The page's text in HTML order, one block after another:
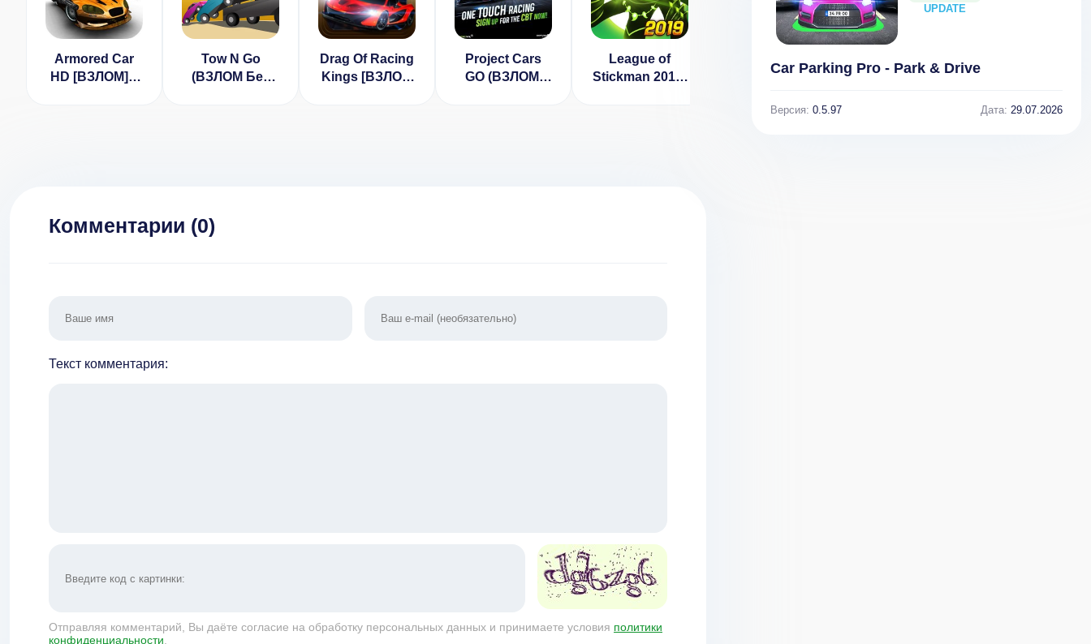
Armored Car
HD [ВЗЛОМ] v
Tow N Go
(ВЗЛОМ Без
Drag Of Racing
Kings [ВЗЛОМ
Project Cars
GO (ВЗЛОМ,
League of
Stickman 2017-
1.3.9
Dirt Trackin 2
[ВЗЛОМ: Всё
Комментарии (0)
Текст комментария:
Отправляя комментарий, Вы даёте согласие на обработку персональных данных и принимаете условия политики
конфиденциальности.
UPDATE
NEW
Car Parking Pro - Park & Drive
Версия: 0.5.97 Дата: 29.07.2026